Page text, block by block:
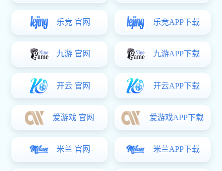
旅游公司网站建设
01东莞旅游行业网站建设的需求旅游行业网站建设解决方案必须有
2024-01-24